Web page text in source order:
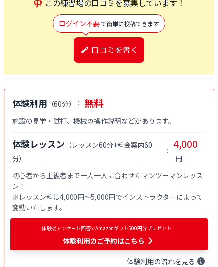
この練習場の口コミを募集しています！
ログイン不要で簡単に投稿できます
口コミを書く
体験利用 （60分） ： 無料
施設の見学・試打、機械の操作説明などがあります。
体験レッスン （レッスン60分+料金案内60
分）
： 4,000
円
初心者から上級者まで一人一人に合わせたマンツーマンレッス
ン！
※レッスン料は4,000円〜5,000円でインストラクターによって
変動いたします。
体験後アンケート回答でAmazonギフト500円分プレゼント！
体験利用のご予約はこちら
体験利用の流れを見る